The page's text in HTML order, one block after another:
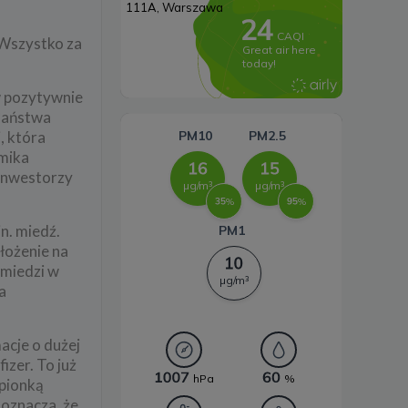
za
pozytywnie
która
miedź.
na
w
o dużej
To już
Systemy magazynowania